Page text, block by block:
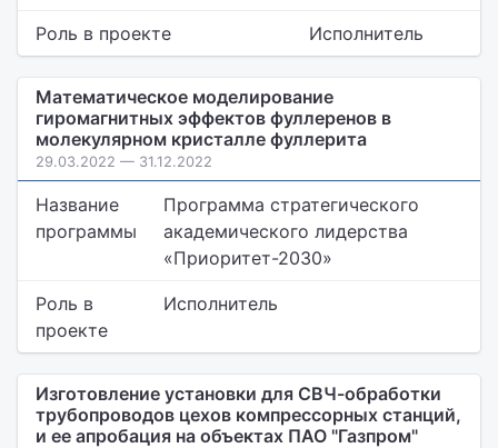
Роль в проекте Исполнитель
Математическое моделирование
гиромагнитных эффектов фуллеренов в
молекулярном кристалле фуллерита
29.03.2022 — 31.12.2022
Название
программы
Программа стратегического
академического лидерства
«Приоритет-2030»
Роль в
проекте
Исполнитель
Изготовление установки для СВЧ-обработки
трубопроводов цехов компрессорных станций,
и ее апробация на объектах ПАО "Газпром"